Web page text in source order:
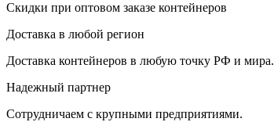
Скидки при оптовом заказе контейнеров
Доставка в любой регион
Доставка контейнеров в любую точку РФ и мира.
Надежный партнер
Сотрудничаем с крупными предприятиями.